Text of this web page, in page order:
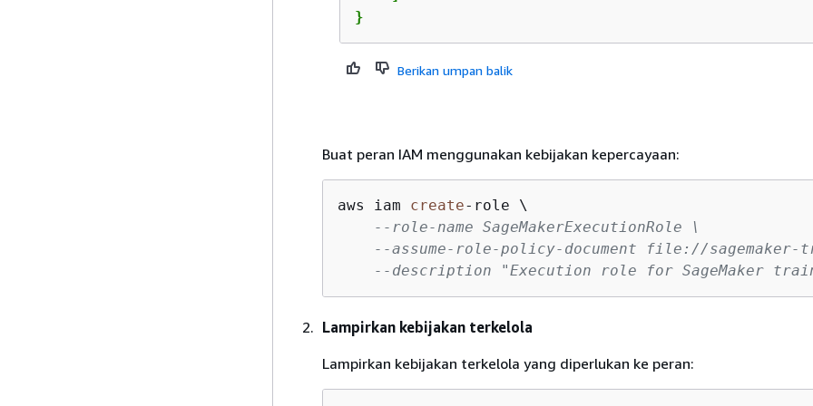
}
Berikan umpan balik
Buat peran IAM menggunakan kebijakan kepercayaan:
aws iam create- role \
--role-name SageMakerExecutionRole \
--assume-role-policy-document file://
--description "Execution role for SageMaker
Lampirkan kebijakan terkelola
Lampirkan kebijakan terkelola yang diperlukan ke peran: